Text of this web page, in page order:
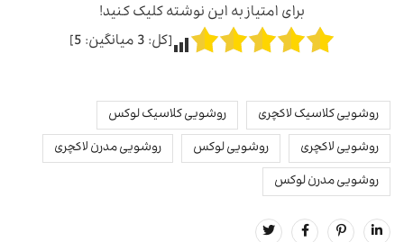
برای امتیاز به این نوشته کلیک کنید!
[کل:3میانگین:5
]
روشویی کلاسیک لاکچری
روشویی کلاسیک لوکس
روشویی لاکچری
روشویی لوکس
روشویی مدرن لاکچری
روشویی مدرن لوکس